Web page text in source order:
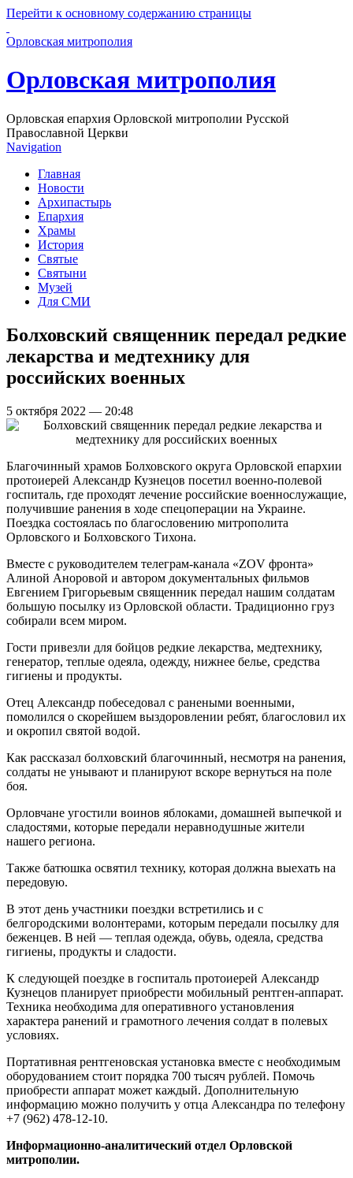
Перейти к основному содержанию страницы
Орловская митрополия
Орловская митрополия
Орловская епархия Орловской митрополии Русской
Православной Церкви
Navigation
Главная
Новости
Архипастырь
Епархия
Храмы
История
Святые
Святыни
Музей
Для СМИ
Болховский священник передал редкие
лекарства и медтехнику для
российских военных
5 октября 2022 — 20:48
Благочинный храмов Болховского округа Орловской епархии
протоиерей Александр Кузнецов посетил военно-полевой
госпиталь, где проходят лечение российские военнослужащие,
получившие ранения в ходе спецоперации на Украине.
Поездка состоялась по благословению митрополита
Орловского и Болховского Тихона.
Вместе с руководителем телеграм-канала «ZOV фронта»
Алиной Аноровой и автором документальных фильмов
Евгением Григорьевым священник передал нашим солдатам
большую посылку из Орловской области. Традиционно груз
собирали всем миром.
Гости привезли для бойцов редкие лекарства, медтехнику,
генератор, теплые одеяла, одежду, нижнее белье, средства
гигиены и продукты.
Отец Александр побеседовал с ранеными военными,
помолился о скорейшем выздоровлении ребят, благословил их
и окропил святой водой.
Как рассказал болховский благочинный, несмотря на ранения,
солдаты не унывают и планируют вскоре вернуться на поле
боя.
Орловчане угостили воинов яблоками, домашней выпечкой и
сладостями, которые передали неравнодушные жители
нашего региона.
Также батюшка освятил технику, которая должна выехать на
передовую.
В этот день участники поездки встретились и с
белгородскими волонтерами, которым передали посылку для
беженцев. В ней — теплая одежда, обувь, одеяла, средства
гигиены, продукты и сладости.
К следующей поездке в госпиталь протоиерей Александр
Кузнецов планирует приобрести мобильный рентген-аппарат.
Техника необходима для оперативного установления
характера ранений и грамотного лечения солдат в полевых
условиях.
Портативная рентгеновская установка вместе с необходимым
оборудованием стоит порядка 700 тысяч рублей. Помочь
приобрести аппарат может каждый. Дополнительную
информацию можно получить у отца Александра по телефону
+7 (962) 478-12-10.
Информационно-аналитический отдел Орловской
митрополии.